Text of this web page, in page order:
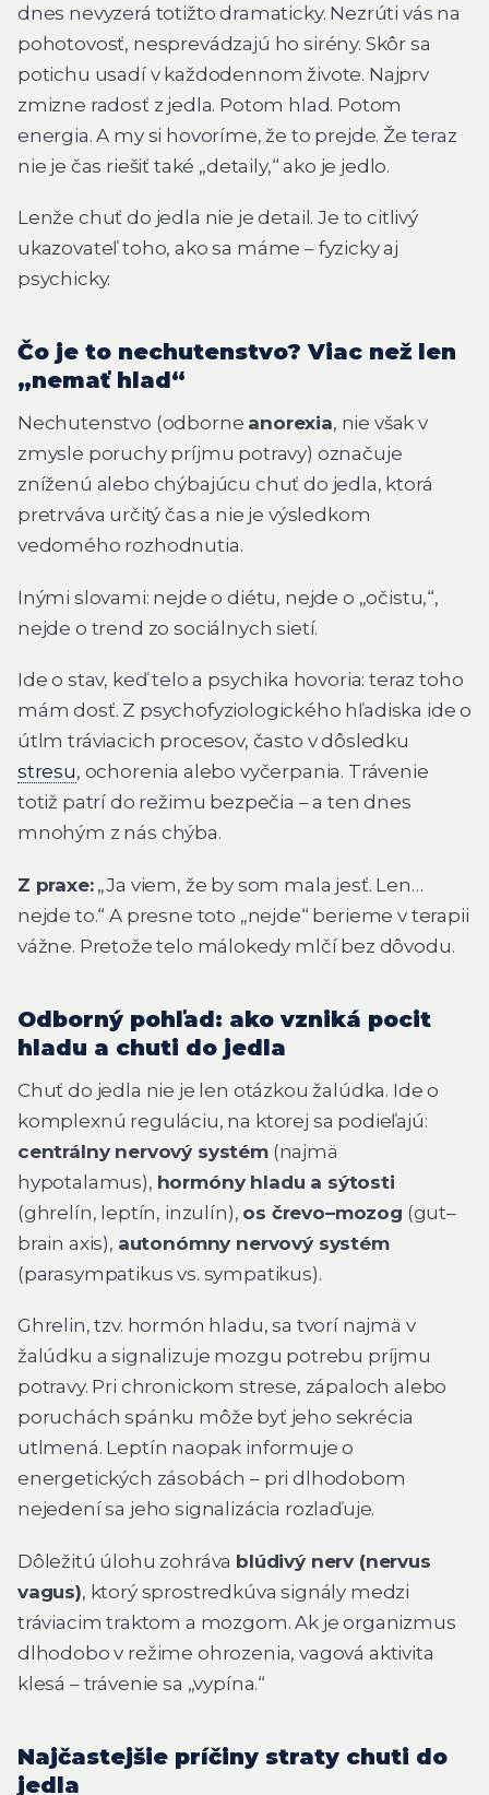
dnes nevyzerá totižto dramaticky. Nezrúti vás na
pohotovosť, nesprevádzajú ho sirény. Skôr sa
potichu usadí v každodennom živote. Najprv
zmizne radosť z jedla. Potom hlad. Potom
energia. A my si hovoríme, že to prejde. Že teraz
nie je čas riešiť také „detaily,“ ako je jedlo.
Lenže chuť do jedla nie je detail. Je to citlivý
ukazovateľ toho, ako sa máme – fyzicky aj
psychicky.
Čo je to nechutenstvo? Viac než len
„nemať hlad“
Nechutenstvo (odborne anorexia, nie však v
zmysle poruchy príjmu potravy) označuje
zníženú alebo chýbajúcu chuť do jedla, ktorá
pretrváva určitý čas a nie je výsledkom
vedomého rozhodnutia.
Inými slovami: nejde o diétu, nejde o „očistu,“,
nejde o trend zo sociálnych sietí.
Ide o stav, keď telo a psychika hovoria:teraz toho
mám dosť. Z psychofyziologického hľadiska ide o
útlm tráviacich procesov, často v dôsledku
stresu, ochorenia alebo vyčerpania. Trávenie
totiž patrí do režimu bezpečia – a ten dnes
mnohým z nás chýba.
Z praxe:„Ja viem, že by som mala jesť. Len…
nejde to.“ A presne toto „nejde“ berieme v terapii
vážne. Pretože telo málokedy mlčí bez dôvodu.
Odborný pohľad: ako vzniká pocit
hladu a chuti do jedla
Chuť do jedla nie je len otázkou žalúdka. Ide o
komplexnú reguláciu, na ktorej sa podieľajú:
centrálny nervový systém(najmä
hypotalamus), hormóny hladu a sýtosti
(ghrelín, leptín, inzulín), os črevo–mozog (gut–
brain axis), autonómny nervový systém
(parasympatikus vs. sympatikus).
Ghrelin, tzv. hormón hladu, sa tvorí najmä v
žalúdku a signalizuje mozgu potrebu príjmu
potravy. Pri chronickom strese, zápaloch alebo
poruchách spánku môže byť jeho sekrécia
utlmená. Leptín naopak informuje o
energetických zásobách – pri dlhodobom
nejedení sa jeho signalizácia rozlaďuje.
Dôležitú úlohu zohráva blúdivý nerv (nervus
vagus), ktorý sprostredkúva signály medzi
tráviacim traktom a mozgom. Ak je organizmus
dlhodobo v režime ohrozenia, vagová aktivita
klesá – trávenie sa „vypína.“
Najčastejšie príčiny straty chuti do
jedla